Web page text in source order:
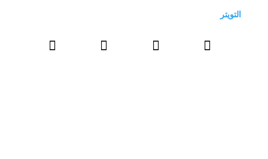
التويتر
   